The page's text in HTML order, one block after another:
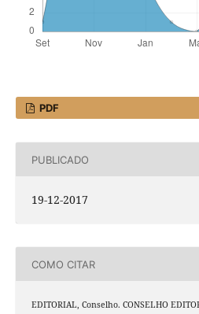
PDF
PUBLICADO
19-12-2017
COMO CITAR
EDITORIAL, Conselho. CONSELHO